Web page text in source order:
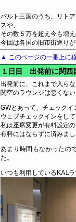
バルト三国のうち、リト
スや、
その数５万を超え今も増
今回は各国の旧市街巡り
▲ このページの一番上に
１日目 出発前に関西
出発前に、これまで入ら
関空のラウンジは悪くな
GWとあって、チェックイ
ウェブチェックインをし
私は座席変更が有料設定
有料にはならずに済みま
あまり時間もなかったの
た。
いつも利用しているKAL